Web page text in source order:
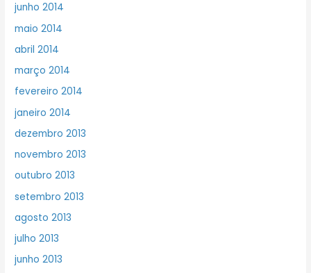
junho 2014
maio 2014
abril 2014
março 2014
fevereiro 2014
janeiro 2014
dezembro 2013
novembro 2013
outubro 2013
setembro 2013
agosto 2013
julho 2013
junho 2013